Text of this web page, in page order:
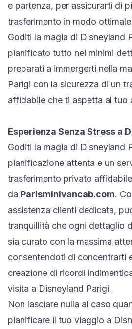
e partenza, per assicurarti di
trasferimento in modo ottimale.
Goditi la magia di Disneyland
pianificato tutto nei minimi
preparati a immergerti nella
Parigi con la sicurezza di un
affidabile che ti aspetta al tuo
Esperienza Senza Stress a
Goditi la magia di Disneyland
pianificazione attenta e un
trasferimento privato
da Parisminivancab.com.
assistenza clienti dedicata,
tranquillità che ogni dettaglio
sia curato con la massima
consentendoti di concentrarti
creazione di ricordi
visita a Disneyland Parigi.
Non lasciare nulla al caso
pianificare il tuo viaggio a